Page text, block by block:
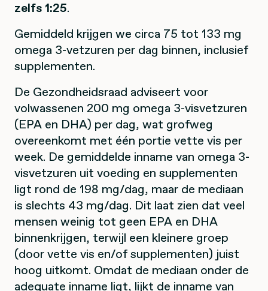
zelfs 1:25.
Gemiddeld krijgen we circa 75 tot 133 mg
omega 3-vetzuren per dag binnen, inclusief
supplementen.
De Gezondheidsraad adviseert voor
volwassenen 200 mg omega 3-visvetzuren
(EPA en DHA) per dag, wat grofweg
overeenkomt met één portie vette vis per
week. De gemiddelde inname van omega 3-
visvetzuren uit voeding en supplementen
ligt rond de 198 mg/dag, maar de mediaan
is slechts 43 mg/dag. Dit laat zien dat veel
mensen weinig tot geen EPA en DHA
binnenkrijgen, terwijl een kleinere groep
(door vette vis en/of supplementen) juist
hoog uitkomt. Omdat de mediaan onder de
adequate inname ligt, lijkt de inname van